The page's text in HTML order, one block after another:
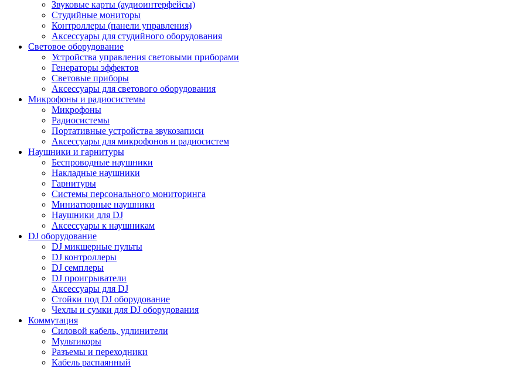
Звуковые карты (аудиоинтерфейсы)
Студийные мониторы
Контроллеры (панели управления)
Аксессуары для студийного оборудования
Световое оборудование
Устройства управления световыми приборами
Генераторы эффектов
Световые приборы
Аксессуары для светового оборудования
Микрофоны и радиосистемы
Микрофоны
Радиосистемы
Портативные устройства звукозаписи
Аксессуары для микрофонов и радиосистем
Наушники и гарнитуры
Беспроводные наушники
Накладные наушники
Гарнитуры
Системы персонального мониторинга
Миниатюрные наушники
Наушники для DJ
Аксессуары к наушникам
DJ оборудование
DJ микшерные пульты
DJ контроллеры
DJ семплеры
DJ проигрыватели
Аксессуары для DJ
Стойки под DJ оборудование
Чехлы и сумки для DJ оборудования
Коммутация
Силовой кабель, удлинители
Мультикоры
Разъемы и переходники
Кабель распаянный